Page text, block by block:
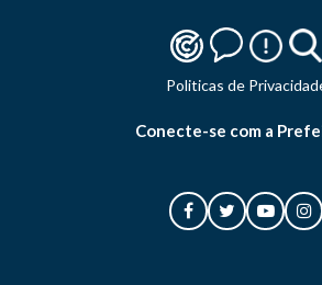
Politicas de
Conecte-se com a